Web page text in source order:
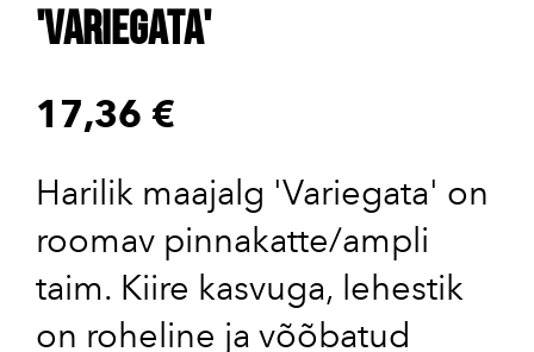
'Variegata'
17,36 €
Harilik maajalg 'Variegata' on
roomav pinnakatte/ampli
taim. Kiire kasvuga, lehestik
on roheline ja võõbatud